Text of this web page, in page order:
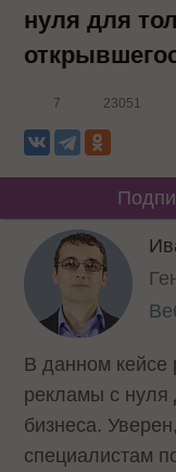
нуля для
7 23051
В данном кейсе
рекламы с нуля
бизнеса.
специалистам